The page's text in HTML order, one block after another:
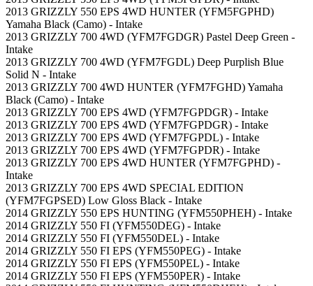
2013 GRIZZLY 550 EPS 4WD HUNTER (YFM5FGPHD)
Yamaha Black (Camo) - Intake
2013 GRIZZLY 700 4WD (YFM7FGDGR) Pastel Deep Green -
Intake
2013 GRIZZLY 700 4WD (YFM7FGDL) Deep Purplish Blue
Solid N - Intake
2013 GRIZZLY 700 4WD HUNTER (YFM7FGHD) Yamaha
Black (Camo) - Intake
2013 GRIZZLY 700 EPS 4WD (YFM7FGPDGR) - Intake
2013 GRIZZLY 700 EPS 4WD (YFM7FGPDGR) - Intake
2013 GRIZZLY 700 EPS 4WD (YFM7FGPDL) - Intake
2013 GRIZZLY 700 EPS 4WD (YFM7FGPDR) - Intake
2013 GRIZZLY 700 EPS 4WD HUNTER (YFM7FGPHD) -
Intake
2013 GRIZZLY 700 EPS 4WD SPECIAL EDITION
(YFM7FGPSED) Low Gloss Black - Intake
2014 GRIZZLY 550 EPS HUNTING (YFM550PHEH) - Intake
2014 GRIZZLY 550 FI (YFM550DEG) - Intake
2014 GRIZZLY 550 FI (YFM550DEL) - Intake
2014 GRIZZLY 550 FI EPS (YFM550PEG) - Intake
2014 GRIZZLY 550 FI EPS (YFM550PEL) - Intake
2014 GRIZZLY 550 FI EPS (YFM550PER) - Intake